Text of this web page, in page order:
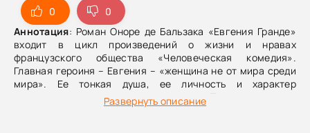
0
0
Аннотация: Роман Оноре де Бальзака «Евгения Гранде»
входит в цикл произведений о жизни и нравах
французского общества «Человеческая комедия».
Главная героиня – Евгения – «женщина не от мира среди
мира». Ее тонкая душа, ее личность и характер
подвергаются суровым испытаниям. Тирания скупого
отца, неверность возлюбленного и другие несчастья
Развернуть описание